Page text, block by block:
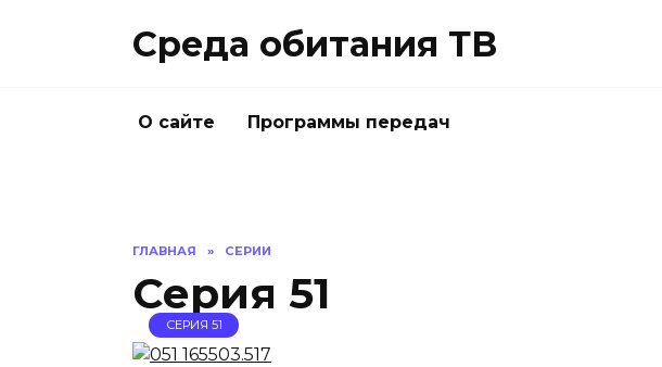
Среда обитания ТВ
О сайте Программы передач
ГЛАВНАЯ » СЕРИИ
Серия 51
СЕРИЯ 51